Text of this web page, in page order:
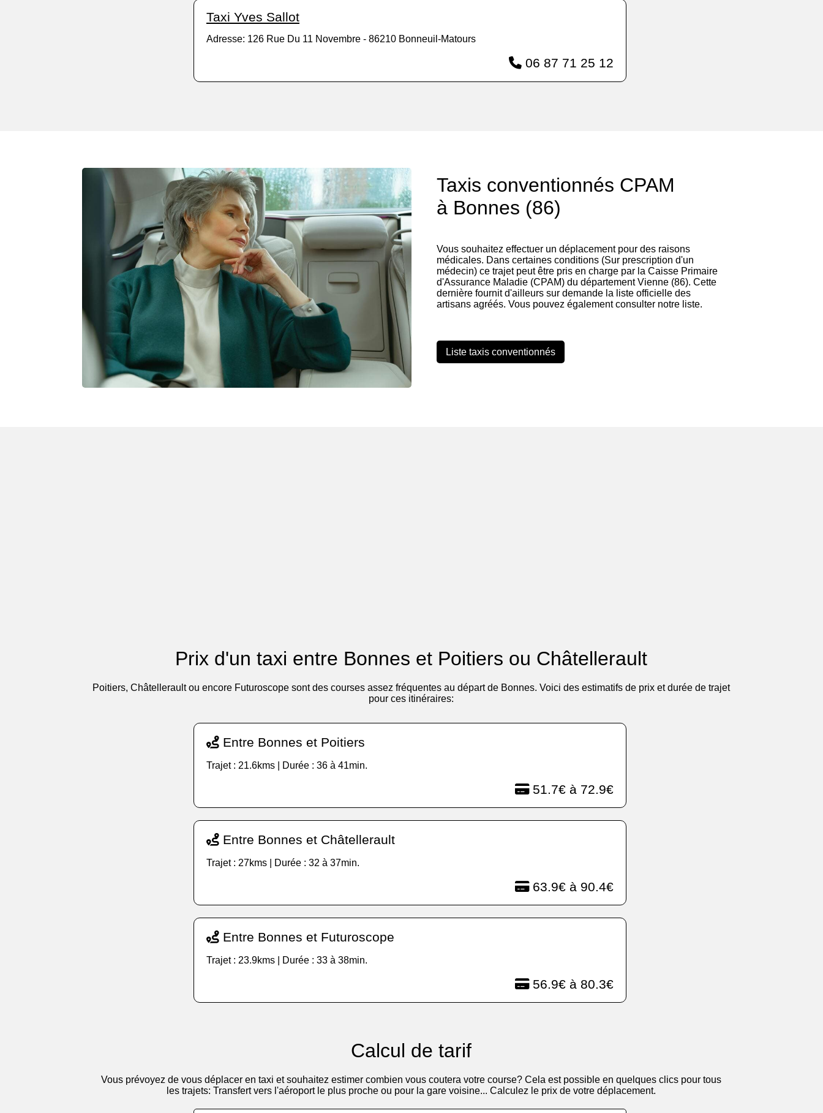
Taxi Yves Sallot
Adresse: 126 Rue Du 11 Novembre - 86210 Bonneuil-Matours
06 87 71 25 12
Taxis conventionnés CPAM
à Bonnes (86)
Vous souhaitez effectuer un déplacement pour des raisons
médicales. Dans certaines conditions (Sur prescription d'un
médecin) ce trajet peut être pris en charge par la Caisse Primaire
d'Assurance Maladie (CPAM) du département Vienne (86). Cette
dernière fournit d'ailleurs sur demande la liste officielle des
artisans agréés. Vous pouvez également consulter notre liste.
Liste taxis conventionnés
Prix d'un taxi entre Bonnes et Poitiers ou Châtellerault
Poitiers, Châtellerault ou encore Futuroscope sont des courses assez fréquentes au départ de Bonnes. Voici des estimatifs de prix et durée de trajet
pour ces itinéraires:
Entre Bonnes et Poitiers
Trajet : 21.6kms | Durée : 36 à 41min.
51.7€ à 72.9€
Entre Bonnes et Châtellerault
Trajet : 27kms | Durée : 32 à 37min.
63.9€ à 90.4€
Entre Bonnes et Futuroscope
Trajet : 23.9kms | Durée : 33 à 38min.
56.9€ à 80.3€
Calcul de tarif
Vous prévoyez de vous déplacer en taxi et souhaitez estimer combien vous coutera votre course? Cela est possible en quelques clics pour tous
les trajets: Transfert vers l'aéroport le plus proche ou pour la gare voisine... Calculez le prix de votre déplacement.